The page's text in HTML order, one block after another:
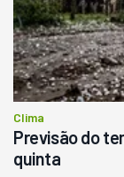
Clima
Previsão do
quinta